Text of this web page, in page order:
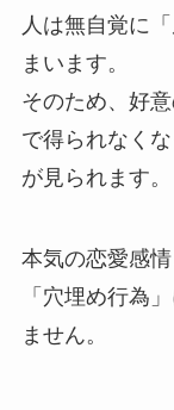
人は無自覚に
まいます。
そのため、好
で得られなく
が見られます。
本気の恋愛感
「穴埋め行為
ません。